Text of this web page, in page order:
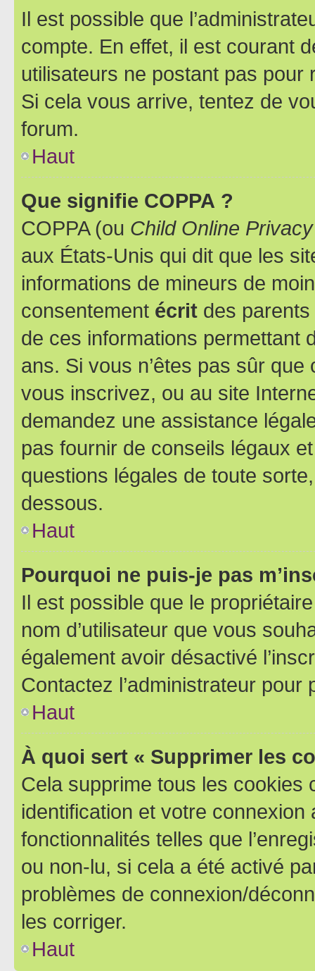
Il est possible que
compte. En effet, il est courant
utilisateurs ne postant pas pour
Si cela vous arrive, tentez de
forum.
Haut
Que signifie COPPA ?
COPPA (ou Child Online
aux États-Unis qui dit que les
informations de mineurs de
consentement écrit des parents
de ces informations permettant
ans. Si vous n’êtes pas sûr
vous inscrivez, ou au site
demandez une assistance
pas fournir de conseils légaux
questions légales de toute
dessous.
Haut
Pourquoi ne puis-je pas
Il est possible que le
nom d’utilisateur que vous
également avoir désactivé
Contactez l’administrateur
Haut
À quoi sert « Supprimer les
Cela supprime tous les cookies
identification et votre
fonctionnalités telles que
ou non-lu, si cela a été activé
problèmes de connexion/
les corriger.
Haut